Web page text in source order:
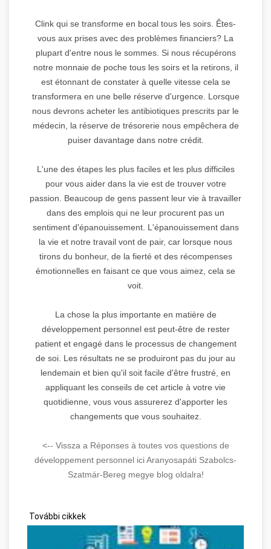
Clink qui se transforme en bocal tous les soirs. Êtes-
vous aux prises avec des problèmes financiers? La
plupart d'entre nous le sommes. Si nous récupérons
notre monnaie de poche tous les soirs et la retirons, il
est étonnant de constater à quelle vitesse cela se
transformera en une belle réserve d'urgence. Lorsque
nous devrons acheter les antibiotiques prescrits par le
médecin, la réserve de trésorerie nous empêchera de
puiser davantage dans notre crédit.
L'une des étapes les plus faciles et les plus difficiles
pour vous aider dans la vie est de trouver votre
passion. Beaucoup de gens passent leur vie à travailler
dans des emplois qui ne leur procurent pas un
sentiment d'épanouissement. L'épanouissement dans
la vie et notre travail vont de pair, car lorsque nous
tirons du bonheur, de la fierté et des récompenses
émotionnelles en faisant ce que vous aimez, cela se
voit.
La chose la plus importante en matière de
développement personnel est peut-être de rester
patient et engagé dans le processus de changement
de soi. Les résultats ne se produiront pas du jour au
lendemain et bien qu'il soit facile d'être frustré, en
appliquant les conseils de cet article à votre vie
quotidienne, vous vous assurerez d'apporter les
changements que vous souhaitez.
<-- Vissza a Réponses à toutes vos questions de
développement personnel ici Aranyosapáti Szabolcs-
Szatmár-Bereg megye blog oldalra!
További cikkek